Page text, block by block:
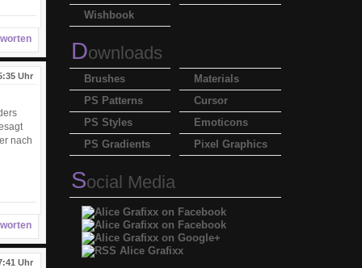
Uhr
nach
Uhr
Wishbook
Downloads
Materials
Cursor
Emoticons
Pixel Graphics
Brushes
PS Patterns
PS Styles
PS Gradients
Social Media